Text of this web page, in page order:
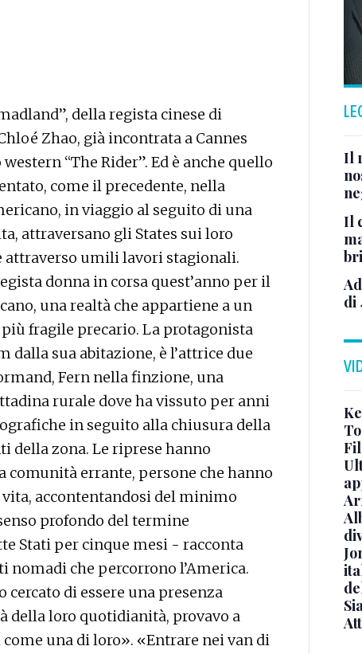
della regista cinese di
Zhao, già incontrata a Cannes
“The Rider”. Ed è anche quello
come il precedente, nella
in viaggio al seguito di una
attraversano gli States sui loro
attraverso umili lavori stagionali.
donna in corsa quest’anno per il
una realtà che appartiene a un
fragile precario. La protagonista
sua abitazione, è l’attrice due
Fern nella finzione, una
rurale dove ha vissuto per anni
in seguito alla chiusura della
della zona. Le riprese hanno
comunità errante, persone che hanno
accontentandosi del minimo
profondo del termine
Stati per cinque mesi - racconta
che percorrono l’America.
di essere una presenza
della loro quotidianità, provavo a
una di loro». «Entrare nei van di
Il
Il
di